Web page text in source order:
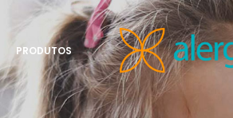
PRODUTOS